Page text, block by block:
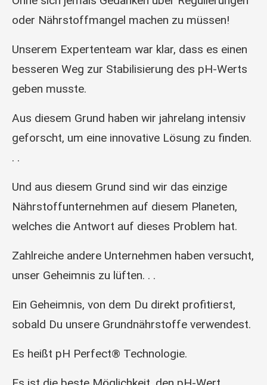
oder Nährstoffmangel machen zu müssen!
Unserem Expertenteam war klar, dass es einen
besseren Weg zur Stabilisierung des pH-Werts
geben musste.
Aus diesem Grund haben wir jahrelang intensiv
geforscht, um eine innovative Lösung zu finden.
. .
Und aus diesem Grund sind wir das einzige
Nährstoffunternehmen auf diesem Planeten,
welches die Antwort auf dieses Problem hat.
Zahlreiche andere Unternehmen haben versucht,
unser Geheimnis zu lüften. . .
Ein Geheimnis, von dem Du direkt profitierst,
sobald Du unsere Grundnährstoffe verwendest.
Es heißt pH Perfect® Technologie.